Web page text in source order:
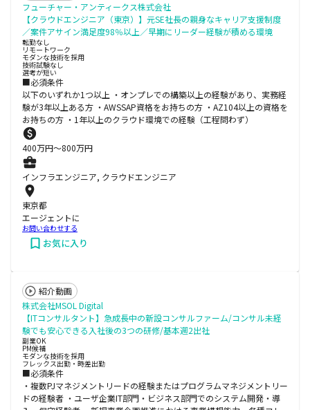
フューチャー・アンティークス株式会社
【クラウドエンジニア（東京）】元SE社長の親身なキャリア支援制度
／案件アサイン満足度98％以上／早期にリーダー経験が積める環境
転勤なし
リモートワーク
モダンな技術を採用
技術試験なし
選考が短い
■必須条件
以下のいずれか1つ以上 ・オンプレでの構築以上の経験があり、実務経
験が3年以上ある方 ・AWSSAP資格をお持ちの方 ・AZ104以上の資格を
お持ちの方 ・1年以上のクラウド環境での経験（工程問わず）
400万円〜800万円
インフラエンジニア, クラウドエンジニア
東京都
エージェントに
お問い合わせする
お気に入り
紹介動画
株式会社MSOL Digital
【ITコンサルタント】急成長中の新設コンサルファーム/コンサル未経
験でも安心できる入社後の3つの研修/基本週2出社
副業OK
PM候補
モダンな技術を採用
フレックス出勤・時差出勤
■必須条件
・複数PJマネジメントリードの経験またはプログラムマネジメントリー
ドの経験者 ・ユーザ企業IT部門・ビジネス部門でのシステム開発・導